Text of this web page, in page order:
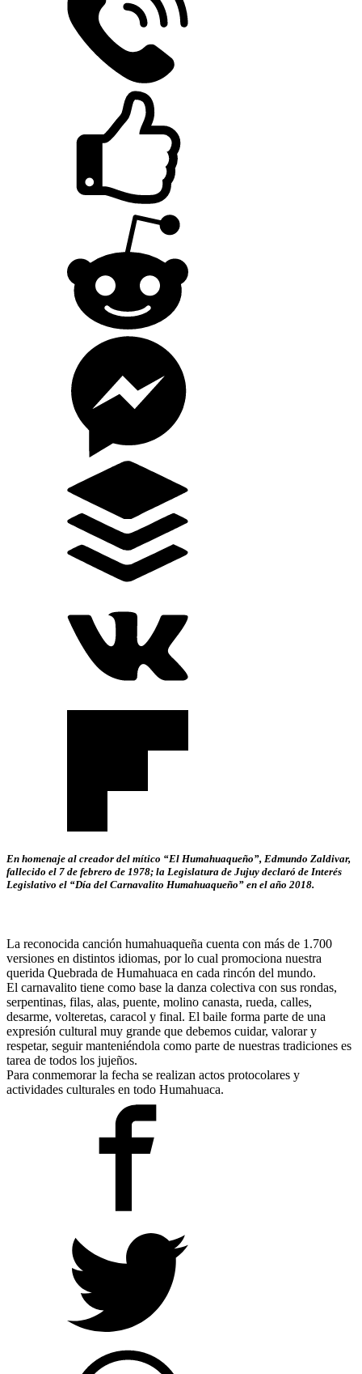
En homenaje al creador del mítico “El Humahuaqueño”, Edmundo Zaldivar,
fallecido el 7 de febrero de 1978; la Legislatura de Jujuy declaró de Interés
Legislativo el “Día del Carnavalito Humahuaqueño” en el año 2018.
La reconocida canción humahuaqueña cuenta con más de 1.700
versiones en distintos idiomas, por lo cual promociona nuestra
querida Quebrada de Humahuaca en cada rincón del mundo.
El carnavalito tiene como base la danza colectiva con sus rondas,
serpentinas, filas, alas, puente, molino canasta, rueda, calles,
desarme, volteretas, caracol y final. El baile forma parte de una
expresión cultural muy grande que debemos cuidar, valorar y
respetar, seguir manteniéndola como parte de nuestras tradiciones es
tarea de todos los jujeños.
Para conmemorar la fecha se realizan actos protocolares y
actividades culturales en todo Humahuaca.